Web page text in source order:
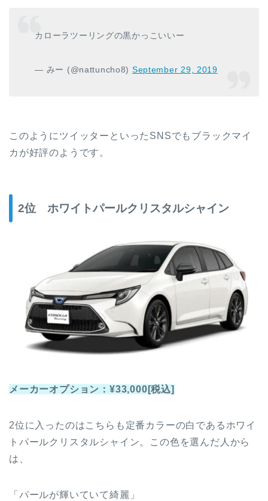
カローラツーリングの黒かっこいいー
— みー (@nattuncho8) September 29, 2019
このようにツイッターといったSNSでもブラックマイ
カが好評のようです。
2位 ホワイトパールクリスタルシャイン
メーカーオプション：¥33,000[税込]
2位に入ったのはこちらも定番カラーの白であるホワイ
トパールクリスタルシャイン。この色を選んだ人から
は、
「パールが輝いていて綺麗」